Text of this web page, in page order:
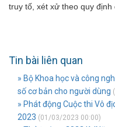
truy tố, xét xử theo quy
Tin bài liên quan
» Bộ Khoa học và công
số cơ bản cho người dùng
» Phát động Cuộc thi Vô
2023 (01/03/2023 00:00)